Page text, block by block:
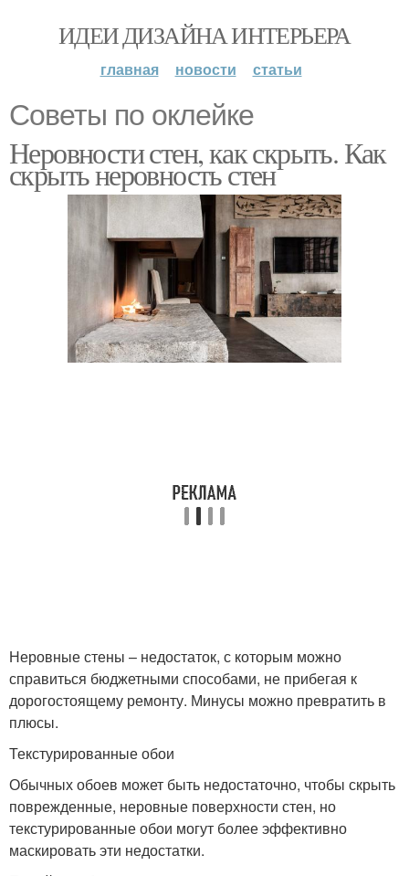
ИДЕИ ДИЗАЙНА ИНТЕРЬЕРА
главная новости статьи
Советы по оклейке
Неровности стен, как скрыть. Как
скрыть неровность стен
Неровные стены – недостаток, с которым можно
справиться бюджетными способами, не прибегая к
дорогостоящему ремонту. Минусы можно превратить в
плюсы.
Текстурированные обои
Обычных обоев может быть недостаточно, чтобы скрыть
поврежденные, неровные поверхности стен, но
текстурированные обои могут более эффективно
маскировать эти недостатки.